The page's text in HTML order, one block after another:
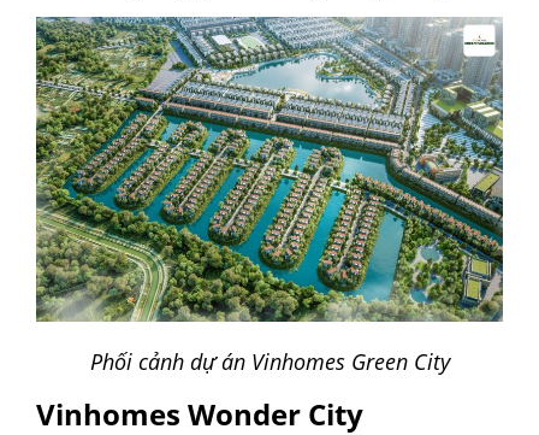
Phối cảnh dự án Vinhomes Green City
Vinhomes Wonder City